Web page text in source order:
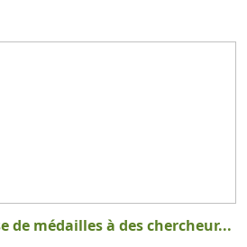
de médailles à des chercheur...